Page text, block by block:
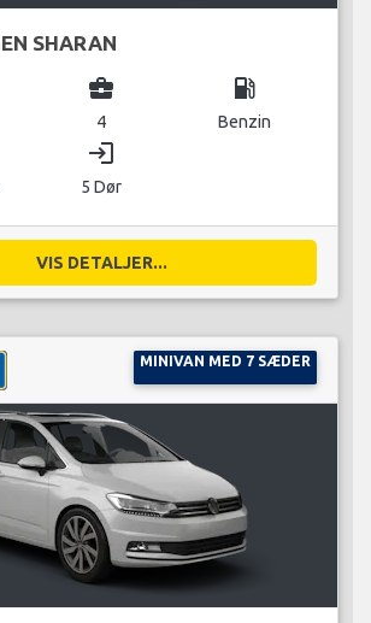
SHARAN
business_center
4
local_gas_station
Benzin
login
5 Dør
VIS DETALJER...
MINIVAN MED 7 SÆDER